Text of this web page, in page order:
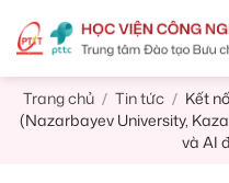
Trang chủ / Tin tức / Kết
(Nazarbayev University,
và AI